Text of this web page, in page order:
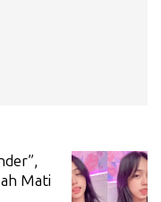
Mati